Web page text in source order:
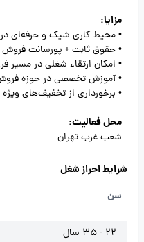
مزایا:
• محیط کاری شیک و حرفه‌ای
• حقوق ثابت + پورسانت فروش
• امکان ارتقاء شغلی در مسیر
• آموزش تخصصی در حوزه
• برخورداری از تخفیف‌های
محل فعالیت:
شعب غرب تهران
شرایط احراز شغل
سن
22 - 35 سال